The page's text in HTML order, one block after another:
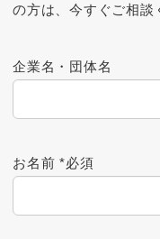
の方は、今すぐご相談
企業名・団体名
お名前*必須